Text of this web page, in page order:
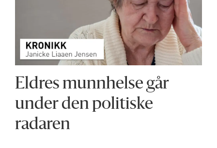
Eldres munnhelse går
under den politiske
radaren